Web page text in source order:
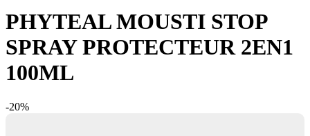
PHYTEAL MOUSTI STOP
SPRAY PROTECTEUR 2EN1
100ML
-20%